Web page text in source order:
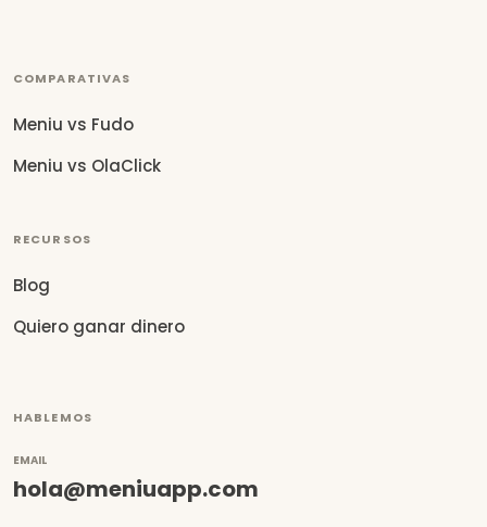
COMPARATIVAS
Meniu vs Fudo
Meniu vs OlaClick
RECURSOS
Blog
Quiero ganar dinero
HABLEMOS
EMAIL
hola@meniuapp.com